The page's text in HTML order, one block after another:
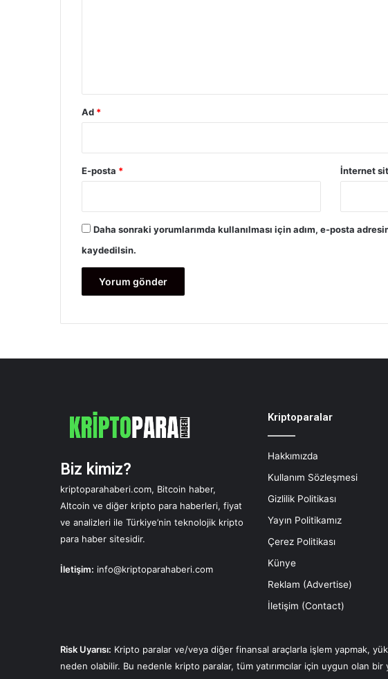
Ad *
E-posta * İnternet
Daha sonraki yorumlarımda kullanılması için adım, e-posta
kaydedilsin.
Biz kimiz?
kriptoparahaberi.com, Bitcoin haber,
Altcoin ve diğer kripto para haberleri, fiyat
ve analizleri ile Türkiye’nin teknolojik kripto
para haber sitesidir.
İletişim: info@kriptoparahaberi.com
Kriptoparalar
Hakkımızda
Kullanım Sözleşmesi
Gizlilik Politikası
Yayın Politikamız
Çerez Politikası
Künye
Reklam (Advertise)
İletişim (Contact)
Risk Uyarısı: Kripto paralar ve/veya diğer finansal araçlarla işlem yapmak,
neden olabilir. Bu nedenle kripto paralar, tüm yatırımcılar için uygun olan